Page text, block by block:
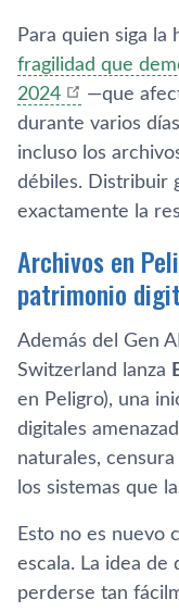
Para quien siga
fragilidad que
2024
—que
durante varios
incluso los
débiles. Distribuir
exactamente la
Archivos en
patrimonio
Además del Gen
Switzerland lanza
en Peligro), una
digitales
naturales,
los sistemas que
Esto no es nuevo
escala. La idea de
perderse tan